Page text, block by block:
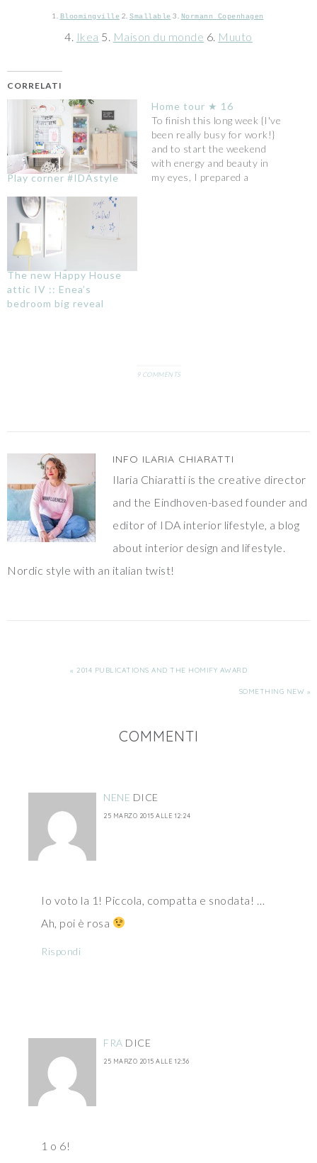
1. Bloomingville 2. Smallable 3. Normann Copenhagen
4. Ikea 5. Maison du monde 6. Muuto
CORRELATI
Play corner #IDAstyle
Home tour ★ 16
To finish this long week {I've
been really busy for work!}
and to start the weekend
with energy and beauty in
my eyes, I prepared a
The new Happy House
attic IV :: Enea’s
bedroom big reveal
9 COMMENTS
INFO ILARIA CHIARATTI
Ilaria Chiaratti is the creative director
and the Eindhoven-based founder and
editor of IDA interior lifestyle, a blog
about interior design and lifestyle.
Nordic style with an italian twist!
« 2014 PUBLICATIONS AND THE HOMIFY AWARD
SOMETHING NEW »
COMMENTI
NENE DICE
25 MARZO 2015 ALLE 12:24
Io voto la 1! Piccola, compatta e snodata! …
Ah, poi è rosa
Rispondi
FRA DICE
25 MARZO 2015 ALLE 12:36
1 o 6!